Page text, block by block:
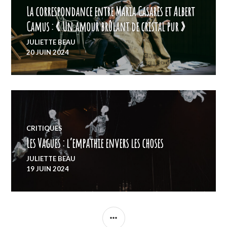
La correspondance entre Maria Casarès et Albert
Camus : « Un amour brûlant de cristal pur »
JULIETTE BEAU
20 JUIN 2024
CRITIQUES
Les Vagues : l’empathie envers les choses
JULIETTE BEAU
19 JUIN 2024
COLONNE